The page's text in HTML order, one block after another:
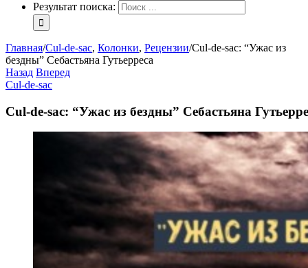
Результат поиска:
Главная/Cul-de-sac, Колонки, Рецензии/Cul-de-sac: “Ужас из
бездны” Себастьяна Гутьерреса
Назад Вперед
Cul-de-sac
Cul-de-sac: “Ужас из бездны” Себастьяна